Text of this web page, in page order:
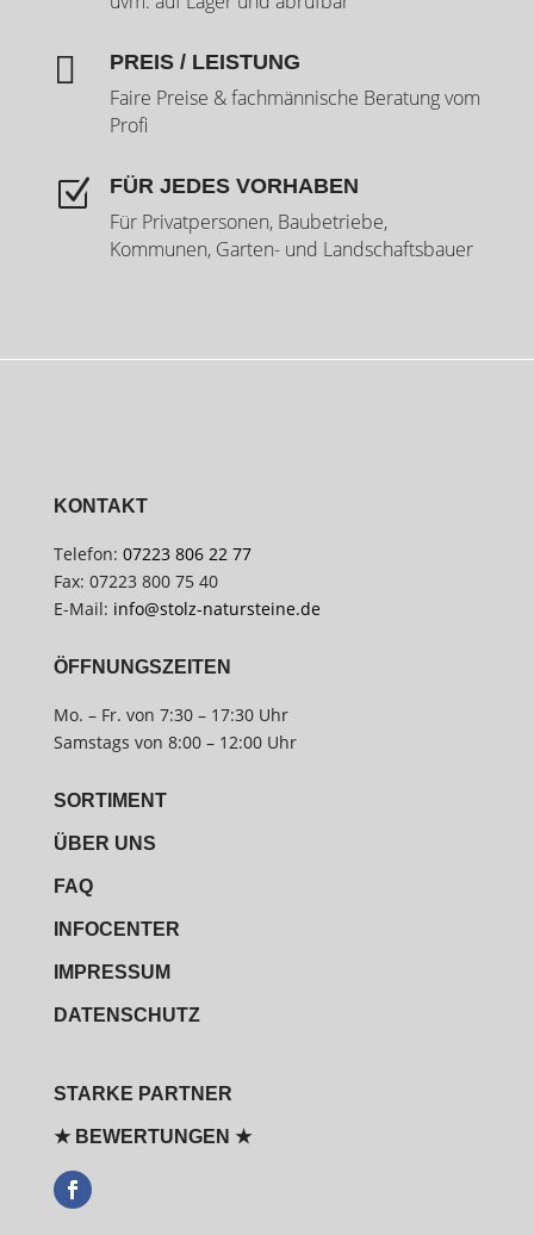
 PREIS / LEISTUNG
Faire Preise & fachmännische Beratung vom
Profi
Z FÜR JEDES VORHABEN
Für Privatpersonen, Baubetriebe,
Kommunen, Garten- und Landschaftsbauer
KONTAKT
Telefon: 07223 806 22 77
Fax: 07223 800 75 40
E-Mail: info@stolz-natursteine.de
ÖFFNUNGSZEITEN
Mo. – Fr. von 7:30 – 17:30 Uhr
Samstags von 8:00 – 12:00 Uhr
SORTIMENT
ÜBER UNS
FAQ
INFOCENTER
IMPRESSUM
DATENSCHUTZ
STARKE PARTNER
★ BEWERTUNGEN ★